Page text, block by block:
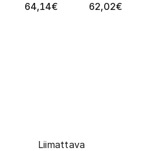
64,14€ 62,02€
Liimattava